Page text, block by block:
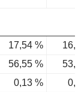
17,54 %
56,55 %
0,13 %